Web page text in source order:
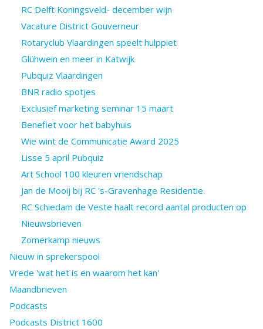
RC Delft Koningsveld- december wijn
Vacature District Gouverneur
Rotaryclub Vlaardingen speelt hulppiet
Glühwein en meer in Katwijk
Pubquiz Vlaardingen
BNR radio spotjes
Exclusief marketing seminar 15 maart
Benefiet voor het babyhuis
Wie wint de Communicatie Award 2025
Lisse 5 april Pubquiz
Art School 100 kleuren vriendschap
Jan de Mooij bij RC 's-Gravenhage Residentie.
RC Schiedam de Veste haalt record aantal producten op
Nieuwsbrieven
Zomerkamp nieuws
Nieuw in sprekerspool
Vrede 'wat het is en waarom het kan'
Maandbrieven
Podcasts
Podcasts District 1600